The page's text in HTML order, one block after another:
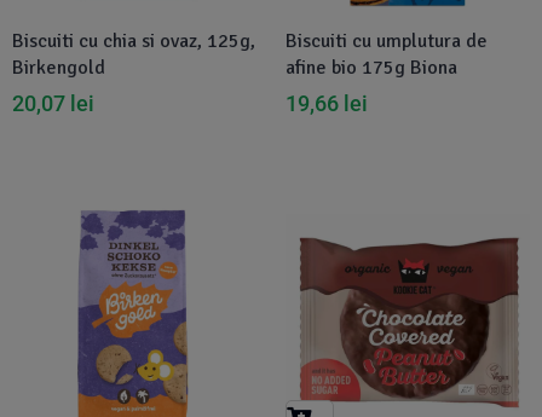
Biscuiti cu chia si ovaz, 125g,
Birkengold
20,07 lei
Biscuiti cu umplutura de
afine bio 175g Biona
19,66 lei
Disponibil in 1-2 zile